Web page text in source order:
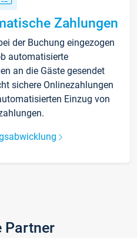
Zahlungen
der Buchung eingezogen
automatisierte
an die Gäste gesendet
sichere Onlinezahlungen
Einzug von
Partner